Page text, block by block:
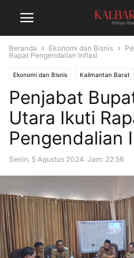
Beranda Ekonomi dan Bisnis
Rapat Pengendalian Inflasi
Ekonomi dan Bisnis Kalimantan Barat
Penjabat
Utara Ikuti
Pengendalian
Senin, 5 Agustus 2024. Jam: 22:56